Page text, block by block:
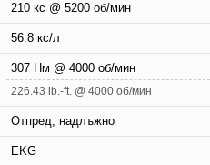
210 кс @ 5200 об/мин
56.8 кс/л
307 Нм @ 4000 об/мин
226.43 lb.-ft. @ 4000 об/мин
Отпред, надлъжно
EKG